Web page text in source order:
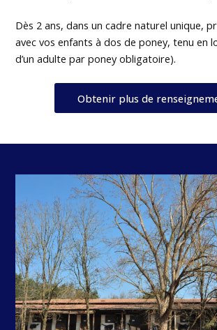
Dès 2 ans, dans un cadre naturel unique,
avec vos enfants à dos de poney, tenu en
d’un adulte par poney obligatoire).
Obtenir plus de